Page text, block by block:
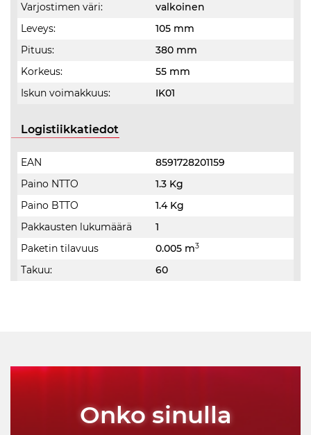
Varjostimen väri:
valkoinen
Leveys:
105 mm
Pituus:
380 mm
Korkeus:
55 mm
Iskun voimakkuus:
IK01
Logistiikkatiedot
EAN
8591728201159
Paino NTTO
1.3 Kg
Paino BTTO
1.4 Kg
Pakkausten lukumäärä
1
Paketin tilavuus
0.005 m3
Takuu: 60
Onko sinulla